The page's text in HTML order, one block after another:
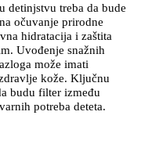
detinjstvu treba da bude
očuvanje prirodne
hidratacija i zaštita
Uvođenje snažnih
može imati
kože. Ključnu
budu filter između
potreba deteta.